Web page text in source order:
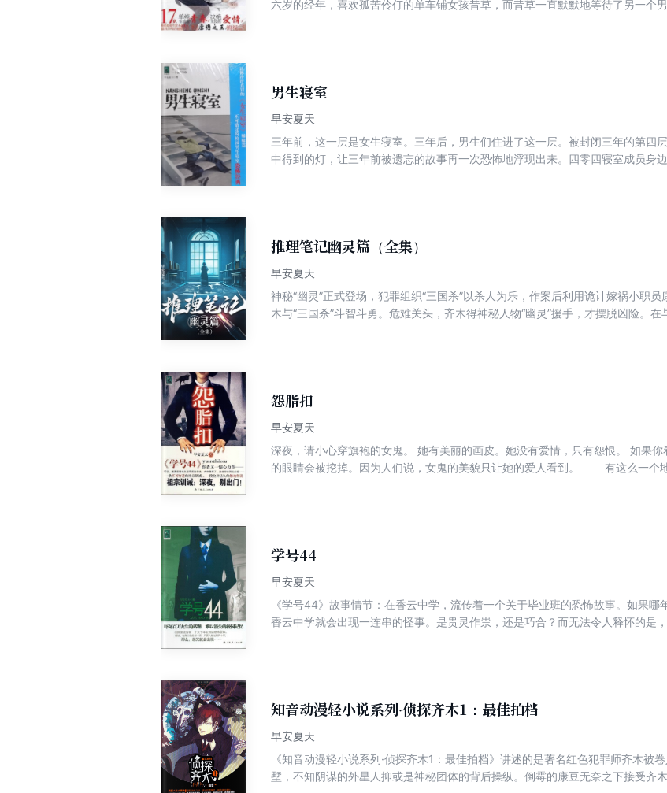
六岁的经年，喜欢孤苦伶仃的单车铺女孩昔草，而昔草一直默默地等待了另一个
男生寝室
早安夏天
三年前，这一层是女生寝室。三年后，男生们住进了这一层。被封闭三年的第四
中得到的灯，让三年前被遗忘的故事再一次恐怖地浮现出来。四零四寝室成员身
推理笔记幽灵篇（全集）
早安夏天
神秘“幽灵”正式登场，犯罪组织“三国杀”以杀人为乐，作案后利用诡计嫁祸小职
木与“三国杀”斗智斗勇。危难关头，齐木得神秘人物“幽灵”援手，才摆脱凶险。在
怨脂扣
早安夏天
深夜，请小心穿旗袍的女鬼。 她有美丽的画皮。她没有爱情，只有怨恨。 如果你看到她，不要尖叫；否则你会死的很惨，你
的眼睛会被挖掉。因为人们说，女鬼的美貌只让她的爱人看到。 有这么一个
学号44
早安夏天
《学号44》故事情节：在香云中学，流传着一个关于毕业班的恐怖故事。如果哪
香云中学就会出现一连串的怪事。是贵灵作祟，还是巧合？而无法令人释怀的是
知音动漫轻小说系列·侦探齐木1：最佳拍档
早安夏天
《知音动漫轻小说系列·侦探齐木1：最佳拍档》讲述的是著名红色犯罪师齐木被
墅，不知阴谋的外星人抑或是神秘团体的背后操纵。倒霉的康豆无奈之下接受齐